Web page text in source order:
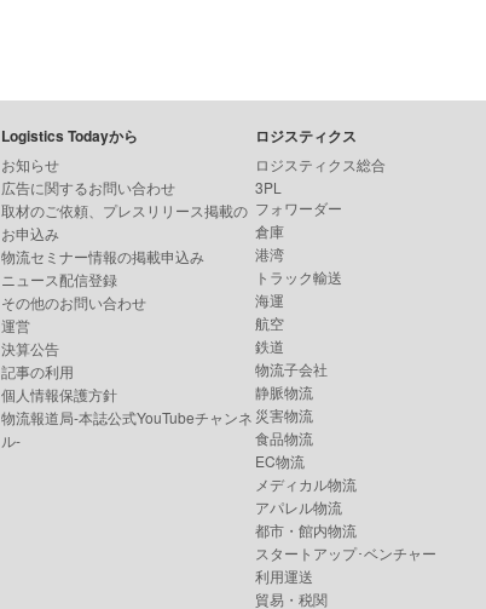
Logistics Todayから
お知らせ
広告に関するお問い合わせ
取材のご依頼、プレスリリース掲載の
お申込み
物流セミナー情報の掲載申込み
ニュース配信登録
その他のお問い合わせ
運営
決算公告
記事の利用
個人情報保護方針
物流報道局-本誌公式YouTubeチャンネ
ル-
ロジスティクス
ロジスティクス総合
3PL
フォワーダー
倉庫
港湾
トラック輸送
海運
航空
鉄道
物流子会社
静脈物流
災害物流
食品物流
EC物流
メディカル物流
アパレル物流
都市・館内物流
スタートアップ･ベンチャー
利用運送
貿易・税関